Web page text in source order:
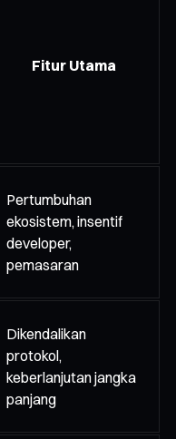
Fitur Utama
Pertumbuhan
ekosistem, insentif
developer,
pemasaran
Dikendalikan
protokol,
keberlanjutan jangka
panjang